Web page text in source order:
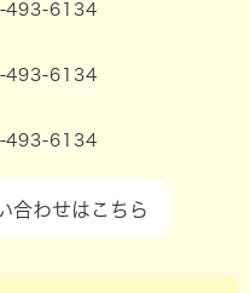
493-6134
493-6134
493-6134
合わせはこちら